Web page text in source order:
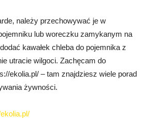
należy przechowywać je w
lub woreczku zamykanym na
kawałek chleba do pojemnika z
utracie wilgoci. Zachęcam do
ekolia.pl/ – tam znajdziesz wiele porad
żywności.